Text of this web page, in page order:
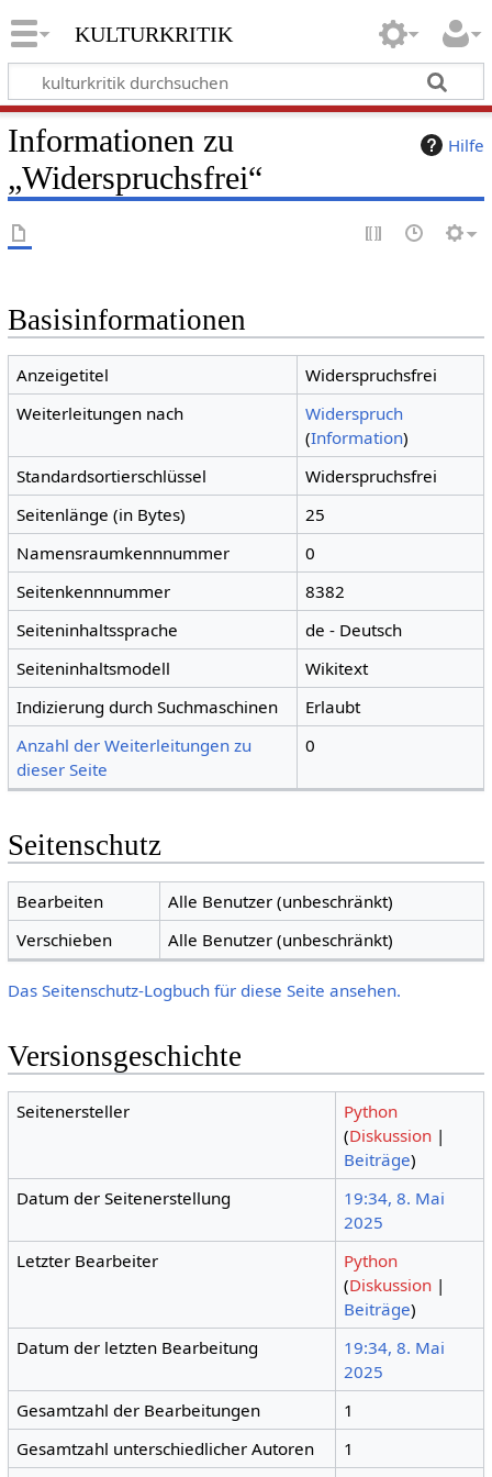
kulturkritik
Hilfe
Informationen zu
„Widerspruchsfrei“
Basisinformationen
Anzeigetitel
Widerspruchsfrei
Weiterleitungen nach
Widerspruch
(Information)
Standardsortierschlüssel
Widerspruchsfrei
Seitenlänge (in Bytes)
25
Namensraumkennnummer
0
Seitenkennnummer
8382
Seiteninhaltssprache
de - Deutsch
Seiteninhaltsmodell
Wikitext
Indizierung durch Suchmaschinen
Erlaubt
Anzahl der Weiterleitungen zu
dieser Seite
0
Seitenschutz
Bearbeiten
Alle Benutzer (unbeschränkt)
Verschieben
Alle Benutzer (unbeschränkt)
Das Seitenschutz-Logbuch für diese Seite ansehen.
Versionsgeschichte
Seitenersteller
Python
(Diskussion |
Beiträge)
Datum der Seitenerstellung
19:34, 8. Mai
2025
Letzter Bearbeiter
Python
(Diskussion |
Beiträge)
Datum der letzten Bearbeitung
19:34, 8. Mai
2025
Gesamtzahl der Bearbeitungen
1
Gesamtzahl unterschiedlicher Autoren
1